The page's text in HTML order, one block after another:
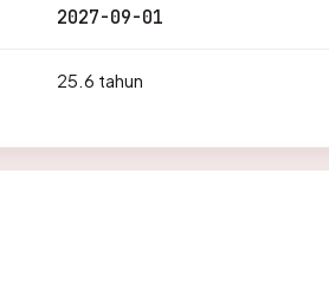
2027-09-01
25.6 tahun